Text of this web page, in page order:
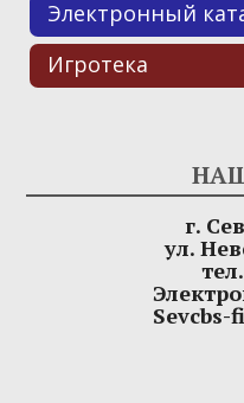
Электронный
Игротека
г.
ул.